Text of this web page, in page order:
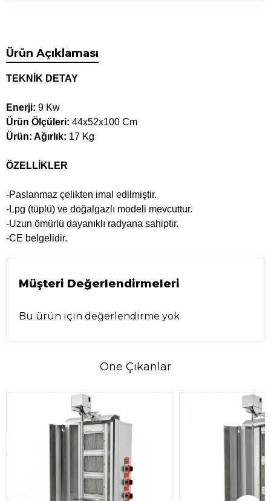
Ürün Açıklaması
TEKNİK DETAY
Enerji: 9 Kw
Ürün Ölçüleri: 44x52x100 Cm
Ürün: Ağırlık: 17 Kg
ÖZELLİKLER
-Paslanmaz çelikten imal edilmiştir.
-Lpg (tüplü) ve doğalgazlı modeli mevcuttur.
-Uzun ömürlü dayanıklı radyana sahiptir.
-CE belgelidir.
Müşteri Değerlendirmeleri
Bu ürün için değerlendirme yok
Öne Çıkanlar